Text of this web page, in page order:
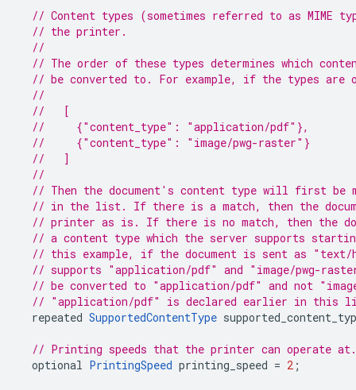
// Content types (sometimes referred to as MIME
// the printer.
//
// The order of these types determines which
// be converted to. For example, if the types are
//
//   [
//     {"content_type": "application/pdf"},
//     {"content_type": "image/pwg-raster"}
//   ]
//
// Then the document's content type will first be
// in the list. If there is a match, then the
// printer as is. If there is no match, then the
// a content type which the server supports
// this example, if the document is sent as
// supports "application/pdf" and "image/pwg-
// be converted to "application/pdf" and not
// "application/pdf" is declared earlier in this
repeated SupportedContentType
// Printing speeds that the printer can operate at.
optional PrintingSpeed printing_speed = 2 ;